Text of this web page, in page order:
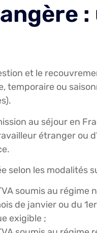
et le
temporaire ou
au séjour en
étranger ou
selon les modalités
soumis au régime
de janvier ou du
exigible ;